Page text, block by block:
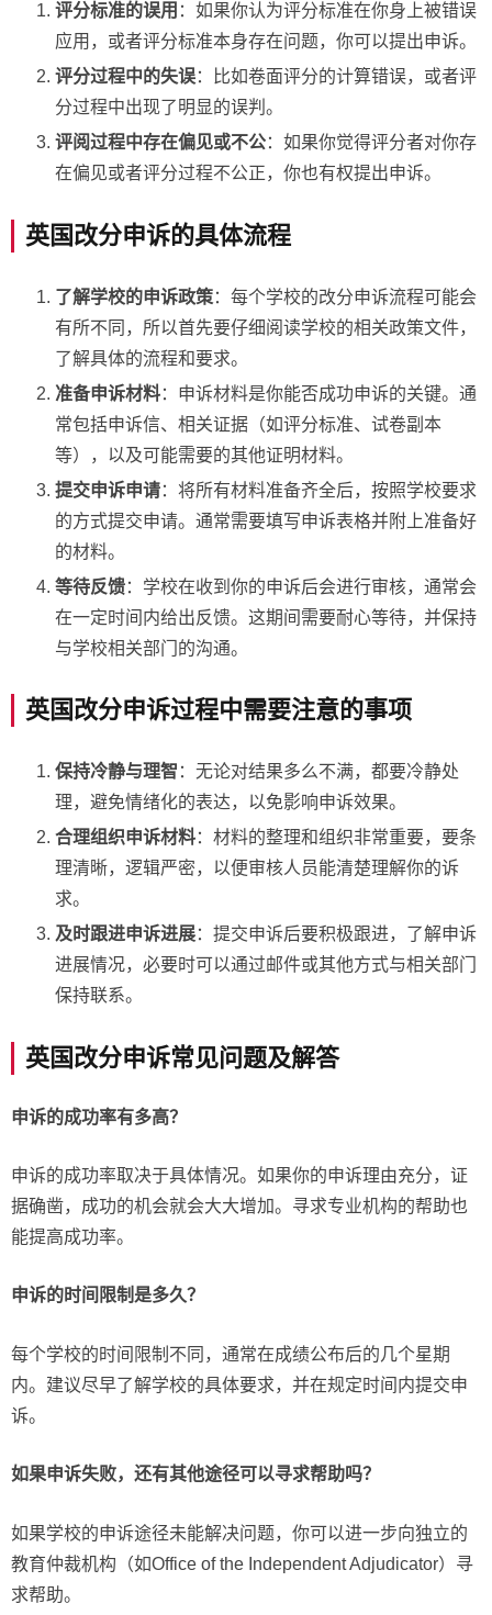
评分标准的误用 ：如果你认为评分标准在你身上被错误
应用，或者评分标准本身存在问题，你可以提出申诉。
评分过程中的失误：比如卷面评分的计算错误，或者评
分过程中出现了明显的误判。
评阅过程中存在偏见或不公：如果你觉得评分者对你存
在偏见或者评分过程不公正，你也有权提出申诉。
英国改分申诉的具体流程
了解学校的申诉政策：每个学校的改分申诉流程可能会
有所不同，所以首先要仔细阅读学校的相关政策文件，
了解具体的流程和要求。
准备申诉材料：申诉材料是你能否成功申诉的关键。通
常包括申诉信、相关证据（如评分标准、试卷副本
等），以及可能需要的其他证明材料。
提交申诉申请：将所有材料准备齐全后，按照学校要求
的方式提交申请。通常需要填写申诉表格并附上准备好
的材料。
等待反馈：学校在收到你的申诉后会进行审核，通常会
在一定时间内给出反馈。这期间需要耐心等待，并保持
与学校相关部门的沟通。
英国改分申诉过程中需要注意的事项
保持冷静与理智 ：无论对结果多么不满，都要冷静处
理，避免情绪化的表达，以免影响申诉效果。
合理组织申诉材料：材料的整理和组织非常重要，要条
理清晰，逻辑严密，以便审核人员能清楚理解你的诉
求。
及时跟进申诉进展：提交申诉后要积极跟进，了解申诉
进展情况，必要时可以通过邮件或其他方式与相关部门
保持联系。
英国改分申诉常见问题及解答
申诉的成功率有多高？
申诉的成功率取决于具体情况。如果你的申诉理由充分，证
据确凿，成功的机会就会大大增加。寻求专业机构的帮助也
能提高成功率。
申诉的时间限制是多久？
每个学校的时间限制不同，通常在成绩公布后的几个星期
内。建议尽早了解学校的具体要求，并在规定时间内提交申
诉。
如果申诉失败，还有其他途径可以寻求帮助吗？
如果学校的申诉途径未能解决问题，你可以进一步向独立的
教育仲裁机构（如Office of the Independent Adjudicator）寻
求帮助。